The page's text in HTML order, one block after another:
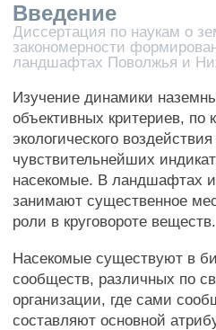
Введение
Диссертация по наукам о
закономерности
ландшафтах Поволжья и
Изучение динамики
объективных критериев,
экологического
чувствительнейших
насекомые. В ландшафтах
занимают существенное
роли в круговороте веществ.
Насекомые существуют в
сообществ, различных по
организации, где сами
составляют основной